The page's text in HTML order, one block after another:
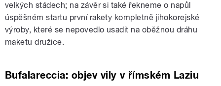
velkých stádech; na závěr si také řekneme o napůl
úspěšném startu první rakety kompletně jihokorejské
výroby, které se nepovedlo usadit na oběžnou dráhu
maketu družice.
Bufalareccia: objev vily v římském Laziu